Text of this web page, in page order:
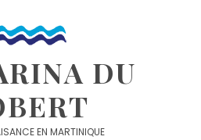
DU
EN MARTINIQUE